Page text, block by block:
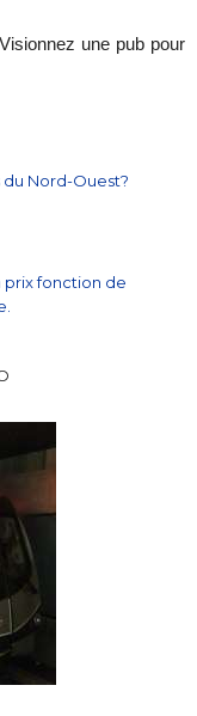
une pub pour
Nord-Ouest?
prix fonction de